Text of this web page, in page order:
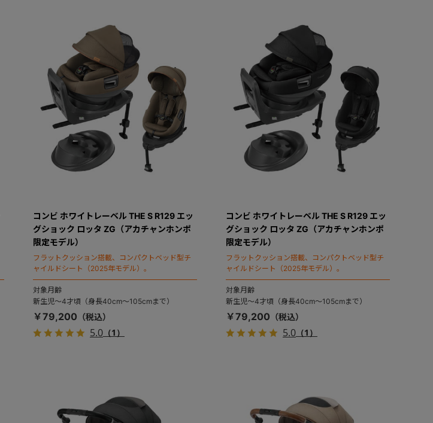
コンビ ホワイトレーベル THE S R129 エッ
グショック ロッタ ZG（アカチャンホンポ
限定モデル）
フラットクッション搭載、コンパクトベッド型チ
ャイルドシート（2025年モデル）。
対象月齢
新生児～4才頃（身長40cm～105cmまで）
￥79,200
5.0（1）
コンビ ホワイトレーベル THE S R129 エッ
グショック ロッタ ZG（アカチャンホンポ
限定モデル）
フラットクッション搭載、コンパクトベッド型チ
ャイルドシート（2025年モデル）。
対象月齢
新生児～4才頃（身長40cm～105cmまで）
￥79,200
5.0（1）